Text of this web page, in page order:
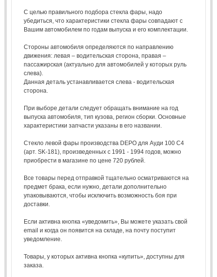
С целью правильного подбора стекла фары, надо
убедиться, что характеристики стекла фары совпадают с
Вашим автомобилем по годам выпуска и его комплектации.
Стороны автомобиля определяются по направлению
движения: левая – водительская сторона, правая –
пассажирская (актуально для автомобилей у которых руль
слева).
Данная деталь устанавливается слева - водительская
сторона.
При выборе детали следует обращать внимание на год
выпуска автомобиля, тип кузова, регион сборки. Основные
характеристики запчасти указаны в его названии.
Стекло левой фары производства DEPO для Ауди 100 С4
(арт. SK-181), произведенных с 1991 - 1994 годов, можно
приобрести в магазине по цене 720 рублей.
Все товары перед отправкой тщательно осматриваются на
предмет брака, если нужно, детали дополнительно
упаковываются, чтобы исключить возможность боя при
доставки.
Если активна кнопка «уведомить», Вы можете указать свой
email и когда он появится на складе, на почту поступит
уведомление.
Товары, у которых активна кнопка «купить», доступны для
заказа.